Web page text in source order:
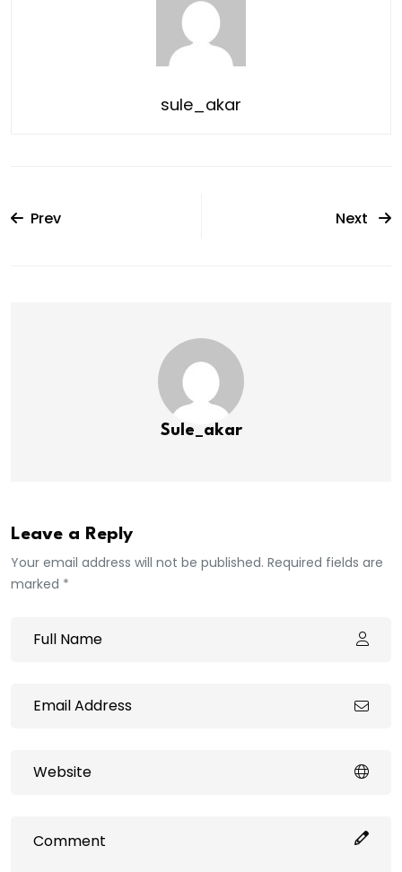
sule_akar
Prev Next
Sule_akar
Leave a Reply
Your email address will not be published. Required fields are
marked *